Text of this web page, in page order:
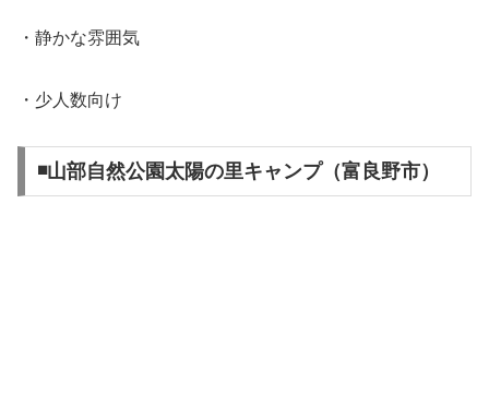
・静かな雰囲気
・少人数向け
◾️山部自然公園太陽の里キャンプ（富良野市）